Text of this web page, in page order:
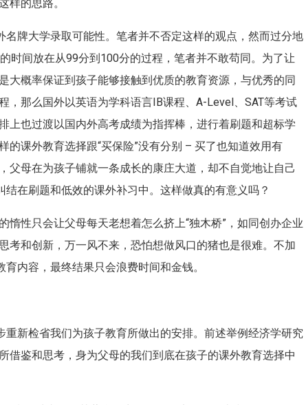
样的思路。
牌大学录取可能性。笔者并不否定这样的观点，然而过分地
时间放在从99分到100分的过程，笔者并不敢苟同。为了让
大概率保证到孩子能够接触到优质的教育资源，与优秀的同
，那么国外以英语为学科语言IB课程、A-Level、SAT等考试
上也过渡以国内外高考成绩为指挥棒，进行着刷题和超标学
课外教育选择跟“买保险”没有分别 – 买了也知道效用有
父母在为孩子铺就一条成长的康庄大道，却不自觉地让自己
在刷题和低效的课外补习中。这样做真的有意义吗？
性只会让父母每天老想着怎么挤上“独木桥”，如同创办企业
考和创新，万一风不来，恐怕想做风口的猪也是很难。不加
内容，最终结果只会浪费时间和金钱。
新检省我们为孩子教育所做出的安排。前述举例经济学研究
借鉴和思考，身为父母的我们到底在孩子的课外教育选择中